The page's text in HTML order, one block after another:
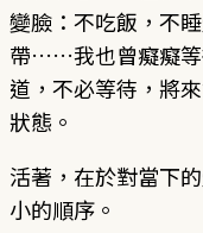
變臉：不吃飯，不
帶……我也曾癡癡等
道，不必等待，將
狀態。
活著，在於對當下
小的順序。